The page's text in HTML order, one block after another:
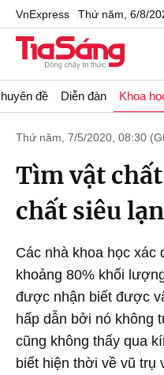
VnExpress Thứ năm, 6/8/
đề Diễn đàn Khoa
Thứ năm, 7/5/2020, 08:30
Tìm vật
chất siêu
Các nhà khoa học xác
khoảng 80% khối
được nhận biết được
hấp dẫn bởi nó không
cũng không thấy qua
biết hiện thời về vũ trụ